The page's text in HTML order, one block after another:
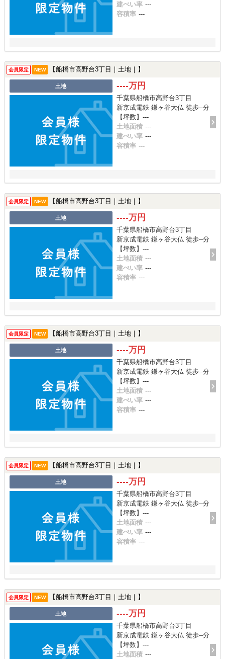
建ぺい率 ---
容積率 ---
会員限定 NEW 【船橋市高野台3丁目｜土地｜】
土地 ----万円
千葉県船橋市高野台3丁目
新京成電鉄 鎌ヶ谷大仏 徒歩--分
【坪数】---
土地面積 ---
建ぺい率 ---
容積率 ---
会員限定 NEW 【船橋市高野台3丁目｜土地｜】
土地 ----万円
千葉県船橋市高野台3丁目
新京成電鉄 鎌ヶ谷大仏 徒歩--分
【坪数】---
土地面積 ---
建ぺい率 ---
容積率 ---
会員限定 NEW 【船橋市高野台3丁目｜土地｜】
土地 ----万円
千葉県船橋市高野台3丁目
新京成電鉄 鎌ヶ谷大仏 徒歩--分
【坪数】---
土地面積 ---
建ぺい率 ---
容積率 ---
会員限定 NEW 【船橋市高野台3丁目｜土地｜】
土地 ----万円
千葉県船橋市高野台3丁目
新京成電鉄 鎌ヶ谷大仏 徒歩--分
【坪数】---
土地面積 ---
建ぺい率 ---
容積率 ---
会員限定 NEW 【船橋市高野台3丁目｜土地｜】
土地 ----万円
千葉県船橋市高野台3丁目
新京成電鉄 鎌ヶ谷大仏 徒歩--分
【坪数】---
土地面積 ---